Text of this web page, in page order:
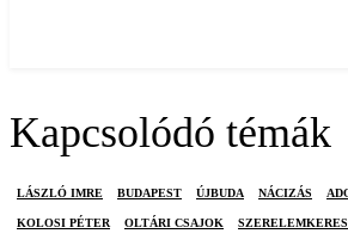
Kapcsolódó témák
LÁSZLÓ IMRE BUDAPEST ÚJBUDA NÁCIZÁS
KOLOSI PÉTER OLTÁRI CSAJOK